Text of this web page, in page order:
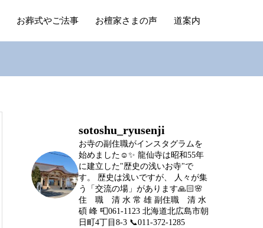
お葬式やご法事 お檀家さまの声 道案内
sotoshu_ryusenji
お寺の副住職がインスタグラムを
始めました☺️✨ 龍仙寺は昭和55年
に建立した"歴史の浅いお寺"で
す。
歴史は浅いですが、
人々が集
う「交流の場」があります🙏🏻🌸
住 職 清 水 常 雄 副住職 清 水
碩 峰 📮061-1123 北海道北広島市朝
日町4丁目8-3 📞011-372-1285